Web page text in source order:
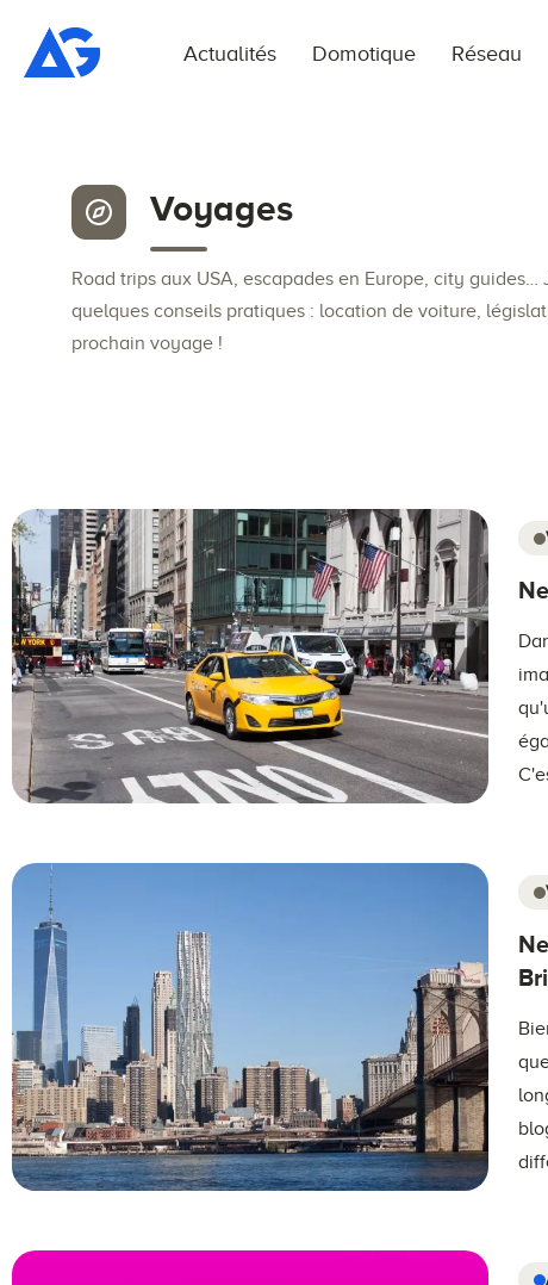
Actualités Domotique Réseau
Voyages
Road trips aux USA, escapades en Europe, city guides…
quelques conseils pratiques : location de voiture,
prochain voyage !